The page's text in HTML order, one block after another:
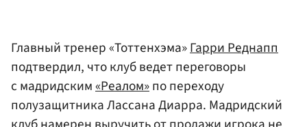
Главный тренер «Тоттенхэма»Гарри Реднапп
подтвердил, что клуб ведет переговоры
с мадридским«Реалом»по переходу
полузащитника Лассана Диарра. Мадридский